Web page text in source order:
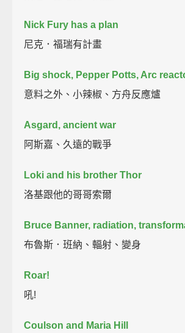
Nick Fury has a plan
尼克．福瑞有計畫
Big shock, Pepper Potts, Arc
意料之外、小辣椒、方舟反應爐
Asgard, ancient war
阿斯嘉、久遠的戰爭
Loki and his brother Thor
洛基跟他的哥哥索爾
Bruce Banner, radiation,
布魯斯．班納、輻射、變身
Roar!
吼!
Coulson and Maria Hill